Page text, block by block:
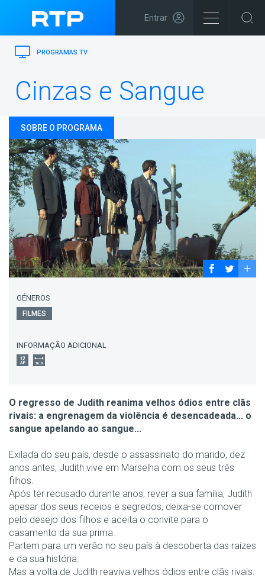
Entrar
PROGRAMAS TV
Cinzas e Sangue
SOBRE O PROGRAMA
GÉNEROS
FILMES
INFORMAÇÃO ADICIONAL
O regresso de Judith reanima velhos ódios entre clãs
rivais: a engrenagem da violência é desencadeada... o
sangue apelando ao sangue...
Exilada do seu país, desde o assassinato do marido, dez
anos antes, Judith vive em Marselha com os seus três
filhos.
Após ter recusado durante anos, rever a sua família, Judith
apesar dos seus receios e segredos, deixa-se comover
pelo desejo dos filhos e aceita o convite para o
casamento da sua prima.
Partem para um verão no seu país à descoberta das raízes
e da sua história.
Mas a volta de Judith reaviva velhos ódios entre clãs rivais.